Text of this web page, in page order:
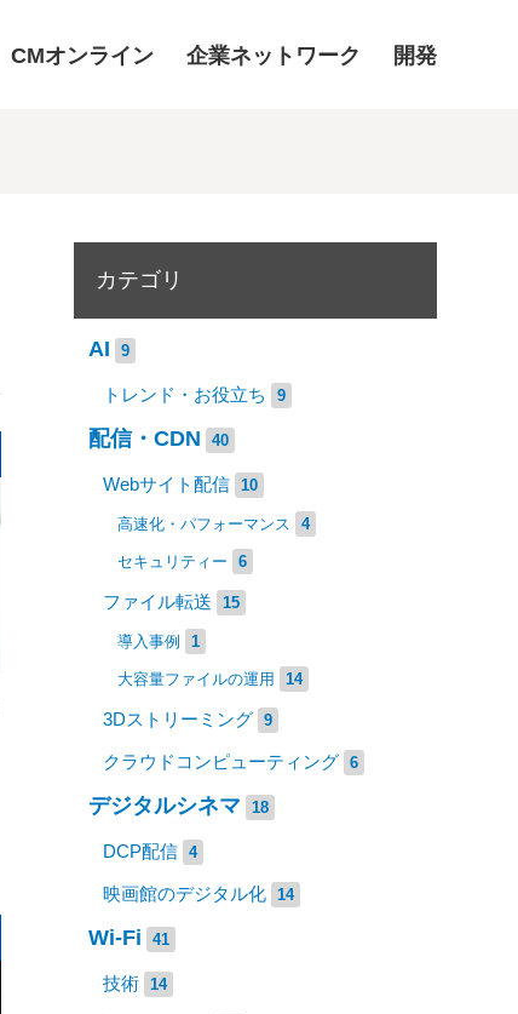
CMオンライン 企業ネットワーク 開発
カテゴリ
AI 9
トレンド・お役立ち 9
配信・CDN 40
Webサイト配信 10
高速化・パフォーマンス 4
セキュリティー 6
ファイル転送 15
導入事例 1
大容量ファイルの運用 14
3Dストリーミング 9
クラウドコンピューティング 6
デジタルシネマ 18
DCP配信 4
映画館のデジタル化 14
Wi-Fi 41
技術 14